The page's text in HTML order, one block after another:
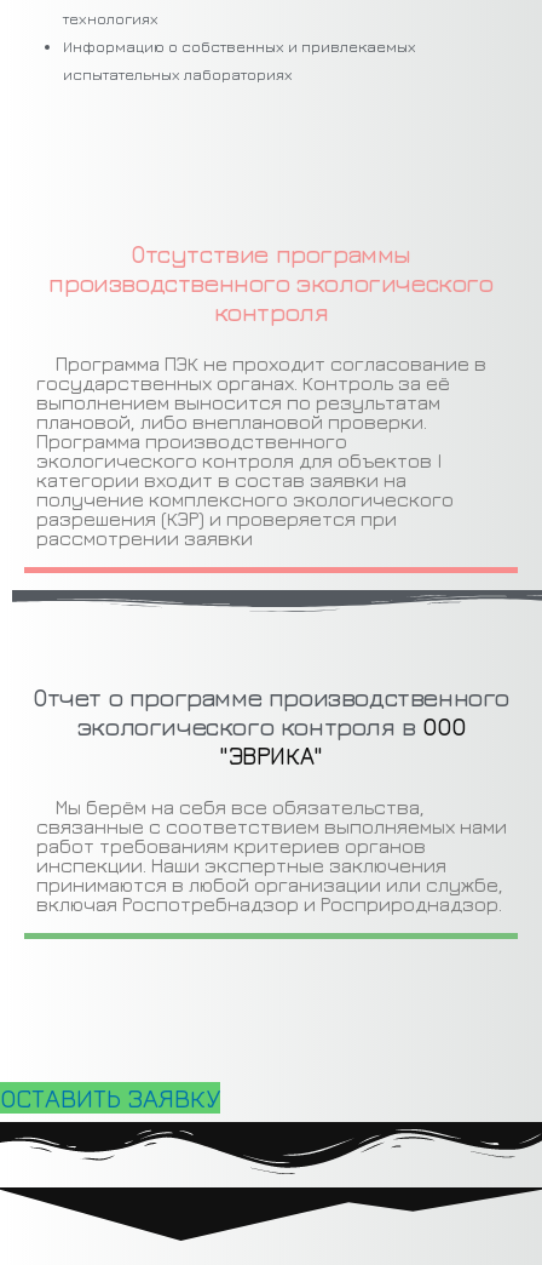
технологиях
Информацию о собственных и привлекаемых
испытательных лабораториях
Отсутствие программы
производственного экологического
контроля​
Программа ПЭК не проходит согласование в
государственных органах. Контроль за её
выполнением выносится по результатам
плановой, либо внеплановой проверки.
Программа производственного
экологического контроля для объектов I
категории входит в состав заявки на
получение комплексного экологического
разрешения (КЭР) и проверяется при
рассмотрении заявки
Отчет о программе производственного
экологического контроля​ в ООО
"ЭВРИКА"
Мы берём на себя все обязательства,
связанные с соответствием выполняемых нами
работ требованиям критериев органов
инспекции. Наши экспертные заключения
принимаются в любой организации или службе,
включая Роспотребнадзор и Росприроднадзор.
ОСТАВИТЬ ЗАЯВКУ